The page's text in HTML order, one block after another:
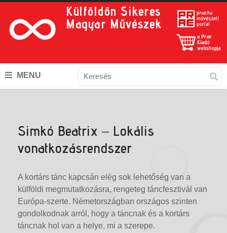
Külföldön Sikeres
Magyar Művészek
MENU
Simkó Beatrix – Lokális
vonatkozásrendszer
A kortárs tánc kapcsán elég sok lehetőség van a
külföldi megmutatkozásra, rengeteg táncfesztivál van
Európa-szerte. Németországban országos szinten
gondolkodnak arról, hogy a táncnak és a kortárs
táncnak hol van a helye, mi a szerepe.